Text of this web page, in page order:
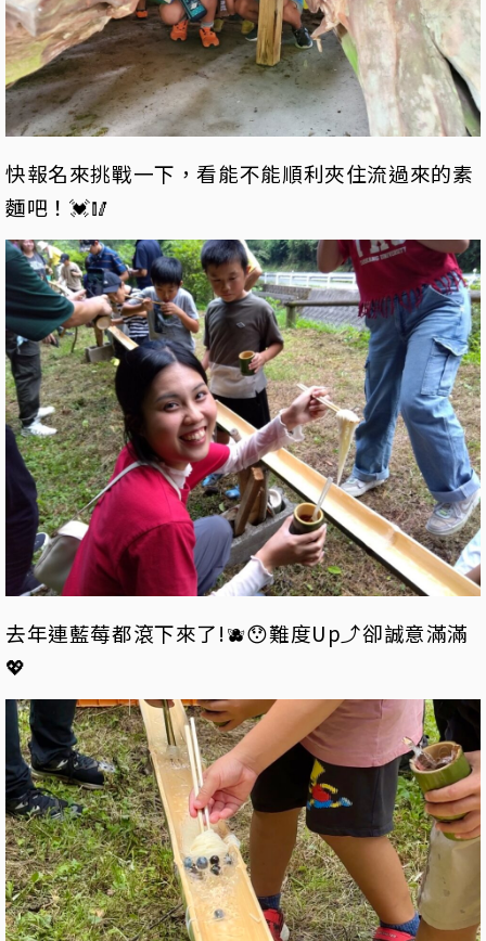
快報名來挑戰一下，看能不能順利夾住流過來的素
麵吧！💓🥢
去年連藍莓都滾下來了!🫐😯難度Up⤴️卻誠意滿滿
💖